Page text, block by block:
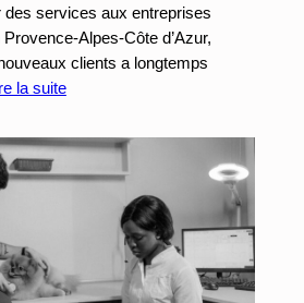
de
vos
campagnes
des services aux entreprises
Alpes-Côte d’Azur,
clients a longtemps
la suite:
B2B
PACA
Comment
des